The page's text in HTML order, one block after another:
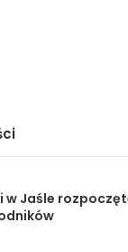
w Jaśle